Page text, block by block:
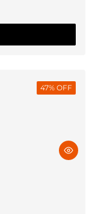
47% OFF